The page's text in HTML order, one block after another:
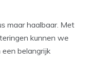
maar haalbaar. Met
kunnen we
belangrijk